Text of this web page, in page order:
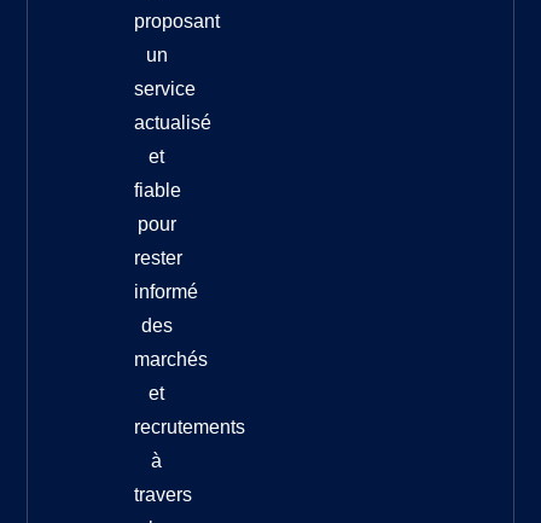
proposant
un
service
actualisé
et
fiable
pour
rester
informé
des
marchés
et
recrutements
à
travers